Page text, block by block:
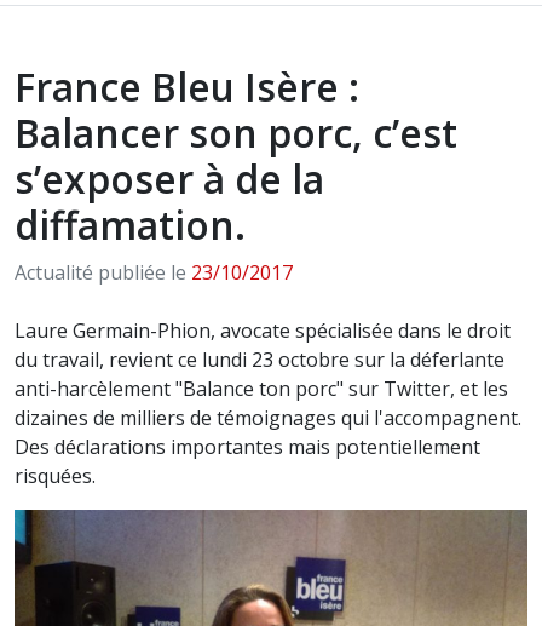
France Bleu Isère :
Balancer son porc, c’est
s’exposer à de la
diffamation.
Actualité publiée le 23/10/2017
Laure Germain-Phion, avocate spécialisée dans le droit
du travail, revient ce lundi 23 octobre sur la déferlante
anti-harcèlement "Balance ton porc" sur Twitter, et les
dizaines de milliers de témoignages qui l'accompagnent.
Des déclarations importantes mais potentiellement
risquées.